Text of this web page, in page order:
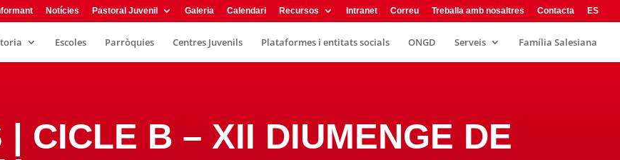
Notícies Pastoral Juvenil Galeria Calendari Recursos Intranet Correu Treballa amb nosaltres Contacta ES
Escoles Parròquies Centres Juvenils Plataformes i entitats socials ONGD Serveis Família Salesiana
| CICLE B – XII DIUMENGE DE